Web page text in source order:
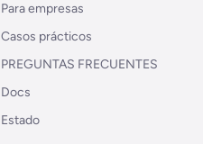
Para empresas
Casos prácticos
PREGUNTAS FRECUENTES
Docs
Estado